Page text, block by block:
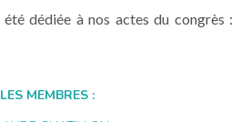
dédiée à nos actes du congrès :
LES MEMBRES :